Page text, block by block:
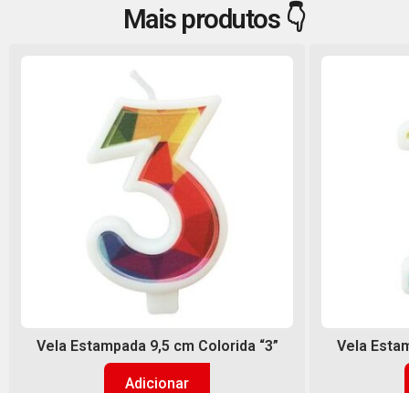
Vela Estampada 9,5 cm Colorida “3”
Adicionar
Vela
Mais produtos 👇